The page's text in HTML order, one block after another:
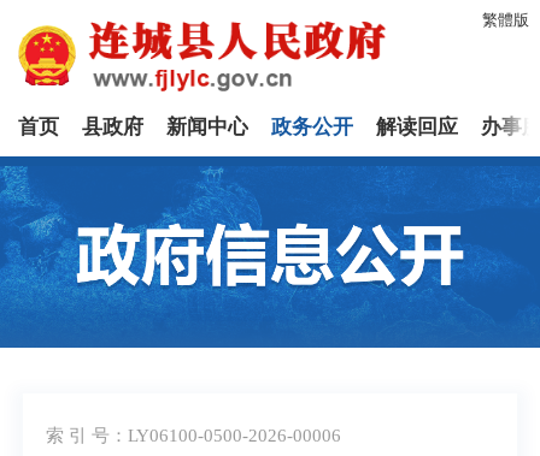
繁體版
首页 县政府 新闻中心 政务公开 解读回应 办事
索 引 号：LY06100-0500-2026-00006